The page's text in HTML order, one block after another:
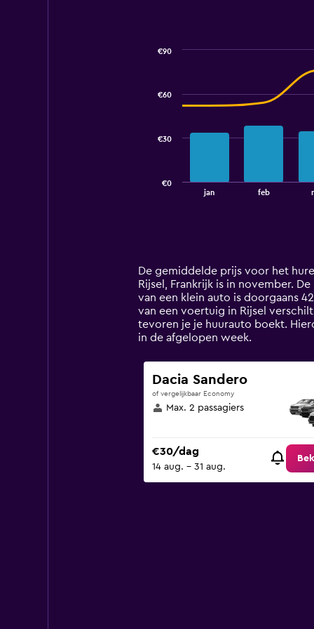
14
categories.
The
chart
has
1
axis
displaying
values.
Range:
0
jan feb
€0
€30
€60
€90
End
De gemiddelde prijs voor het
Rijsel, Frankrijk is in november.
van een klein auto is doorgaans
van een voertuig in Rijsel
tevoren je je huurauto boekt.
in de afgelopen week.
Dacia Sandero
of vergelijkbaar Economy
Max. 2 passagiers
€30/dag
14 aug. - 31 aug.